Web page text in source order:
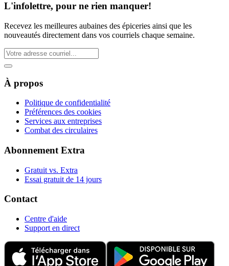
L'infolettre, pour ne rien manquer!
Recevez les meilleures aubaines des épiceries ainsi que les
nouveautés directement dans vos courriels chaque semaine.
À propos
Politique de confidentialité
Préférences des cookies
Services aux entreprises
Combat des circulaires
Abonnement Extra
Gratuit vs. Extra
Essai gratuit de 14 jours
Contact
Centre d'aide
Support en direct